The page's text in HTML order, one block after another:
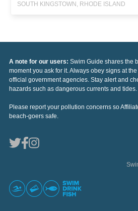
SOUTH KINGSTOWN, RHODE ISLAND
A note for our users: Swim Guide shares the
moment you ask for it. Always obey signs at
official government agencies. Stay alert and
hazards such as dangerous currents and tides.
Please report your pollution concerns so
beach-goers safe.